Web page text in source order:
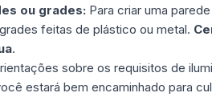
ou grades: Para criar uma
feitas de plástico ou metal.
.
sobre os requisitos de
estará bem encaminhado para